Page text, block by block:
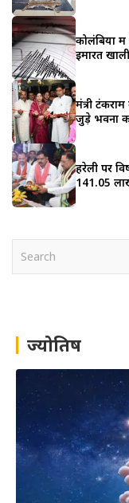
कोलंबिया में
इमारतें
मंत्री
जुड़े भवनों
हरेली पर
141.05
h ज्योतिष